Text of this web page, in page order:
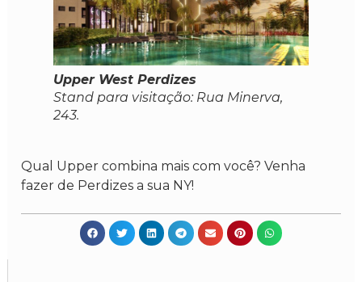
Upper West Perdizes
Stand para visitação: Rua Minerva,
243.
Qual Upper combina mais com você? Venha
fazer de Perdizes a sua NY!